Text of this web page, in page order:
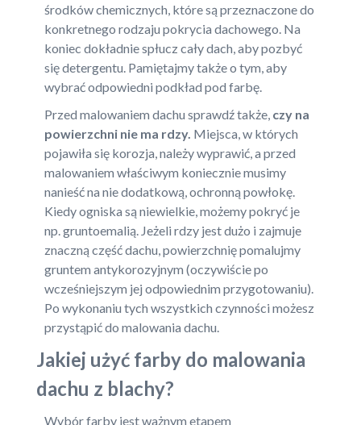
środków chemicznych, które są przeznaczone do
konkretnego rodzaju pokrycia dachowego. Na
koniec dokładnie spłucz cały dach, aby pozbyć
się detergentu. Pamiętajmy także o tym, aby
wybrać odpowiedni podkład pod farbę.
Przed malowaniem dachu sprawdź także, czy na
powierzchni nie ma rdzy. Miejsca, w których
pojawiła się korozja, należy wyprawić, a przed
malowaniem właściwym koniecznie musimy
nanieść na nie dodatkową, ochronną powłokę.
Kiedy ogniska są niewielkie, możemy pokryć je
np. gruntoemalią. Jeżeli rdzy jest dużo i zajmuje
znaczną część dachu, powierzchnię pomalujmy
gruntem antykorozyjnym (oczywiście po
wcześniejszym jej odpowiednim przygotowaniu).
Po wykonaniu tych wszystkich czynności możesz
przystąpić do malowania dachu.
Jakiej użyć farby do malowania
dachu z blachy?
Wybór farby jest ważnym etapem